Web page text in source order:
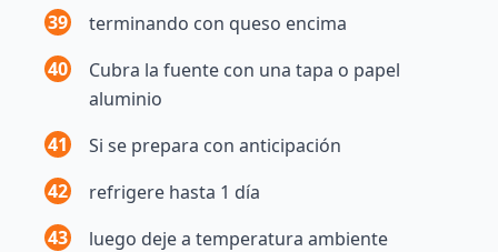
39
terminando con queso encima
40
Cubra la fuente con una tapa o papel
aluminio
41
Si se prepara con anticipación
42
refrigere hasta 1 día
43
luego deje a temperatura ambiente